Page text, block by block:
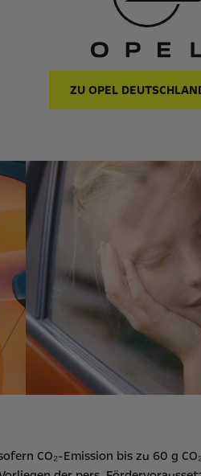
ZU OPEL
CO₂-Emission bis zu 60 g